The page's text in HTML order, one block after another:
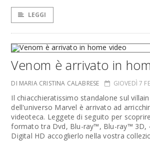
LEGGI
Venom è arrivato in
DI MARIA CRISTINA CALABRESE GIOVEDÌ 7
Il chiacchieratissimo standalone sul
dell'universo Marvel è arrivato ad
videoteca. Leggete di seguito per
formato tra Dvd, Blu-ray™, Blu-ray™ 3D,
Digital HD accoglierlo nella vostra